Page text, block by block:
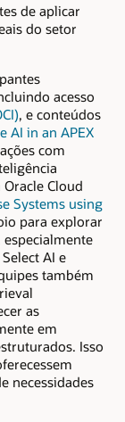
de aplicar
do setor
acesso
, e conteúdos
AI in an APEX
com
Cloud
Systems using
para explorar
especialmente
AI e
também
as
em
Isso
necessidades